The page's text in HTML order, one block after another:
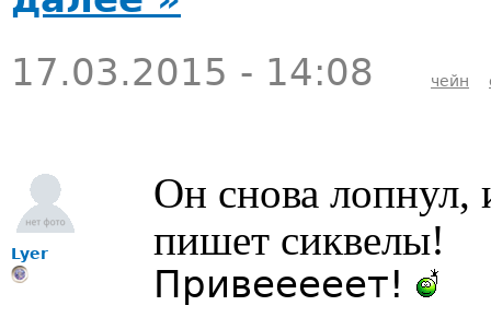
17.03.2015 - 14:08
чейн
Lyer
Он снова лопнул,
пишет сиквелы!
Привееееет!